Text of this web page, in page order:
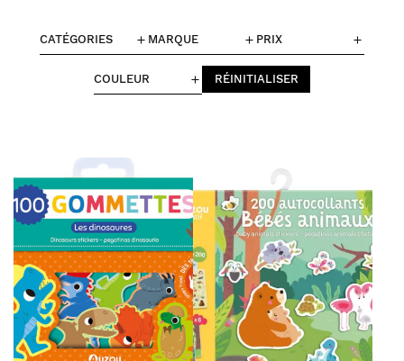
CATÉGORIES MARQUE PRIX
COULEUR RÉINITIALISER